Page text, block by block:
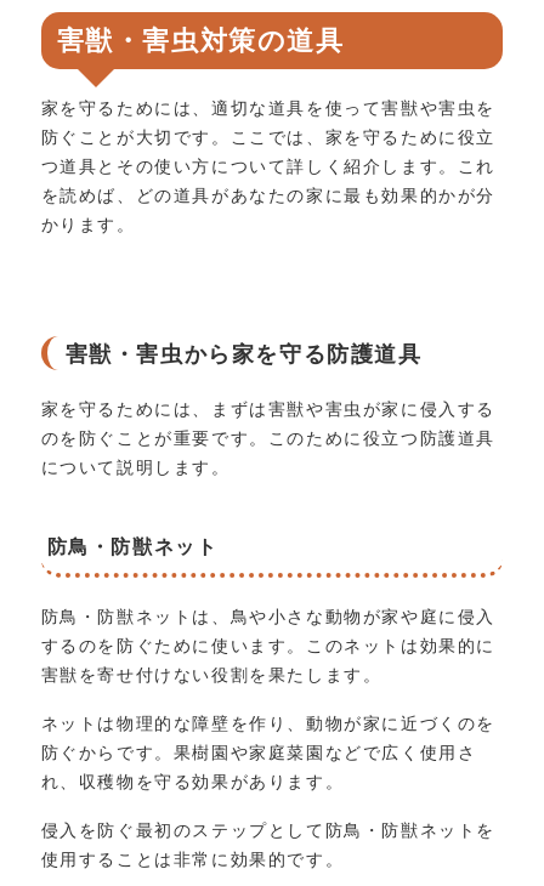
害獣・害虫対策の道具
家を守るためには、適切な道具を使って害獣や害虫を
防ぐことが大切です。ここでは、家を守るために役立
つ道具とその使い方について詳しく紹介します。これ
を読めば、どの道具があなたの家に最も効果的かが分
かります。
害獣・害虫から家を守る防護道具
家を守るためには、まずは害獣や害虫が家に侵入する
のを防ぐことが重要です。このために役立つ防護道具
について説明します。
防鳥・防獣ネット
防鳥・防獣ネットは、鳥や小さな動物が家や庭に侵入
するのを防ぐために使います。このネットは効果的に
害獣を寄せ付けない役割を果たします。
ネットは物理的な障壁を作り、動物が家に近づくのを
防ぐからです。果樹園や家庭菜園などで広く使用さ
れ、収穫物を守る効果があります。
侵入を防ぐ最初のステップとして防鳥・防獣ネットを
使用することは非常に効果的です。